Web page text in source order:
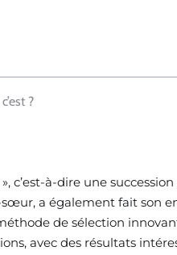
?
c’est-à-dire une
a également fait son
de sélection
avec des résultats